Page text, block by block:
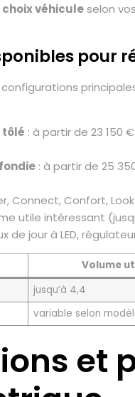
choix véhicule selon
pour
tôlé : à partir de 23
: à partir de 25
Connect, Confort,
utile intéressant
de jour à LED,
Volume
jusqu’à 4,4
variable selon
et